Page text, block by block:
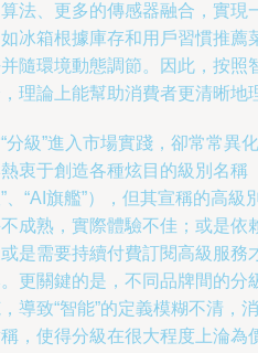
法、更多的傳感器融合，實現
冰箱根據庫存和用戶習慣推薦
隨環境動態調節。因此，按照
理論上能幫助消費者更清晰地
分級”進入市場實踐，卻常常異
衷于創造各種炫目的級別名稱
、“AI旗艦”），但其宣稱的高級
成熟，實際體驗不佳；或是依
是需要持續付費訂閱高級服務
更關鍵的是，不同品牌間的分
導致“智能”的定義模糊不清，
，使得分級在很大程度上淪為